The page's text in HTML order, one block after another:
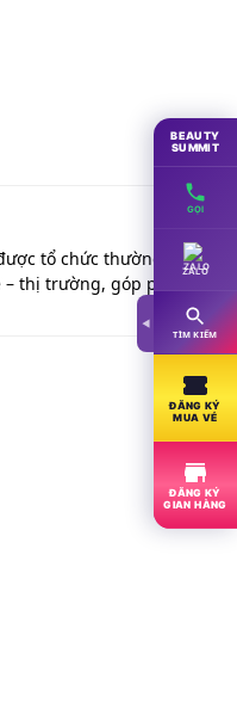
tổ chức thường niên
thị trường, góp phần
◀
BEAUTY
SUMMIT
GỌI
ZALO
TÌM KIẾM
ĐĂNG KÝ
MUA VÉ
ĐĂNG KÝ
GIAN HÀNG